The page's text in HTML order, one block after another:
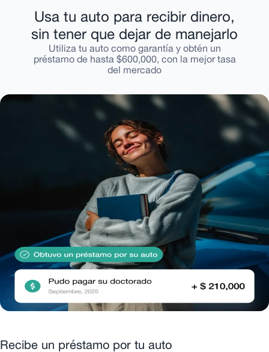
Usa tu auto para recibir dinero,
sin tener que dejar de manejarlo
Utiliza tu auto como garantía y obtén un
préstamo de hasta $600,000, con la mejor tasa
del mercado
Recibe un préstamo por tu auto